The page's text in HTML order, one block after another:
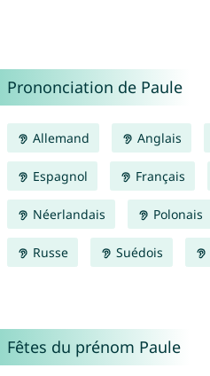
Prononciation de Paule
Allemand Anglais
Espagnol Français
Néerlandais Polonais
Russe Suédois
Fêtes du prénom Paule